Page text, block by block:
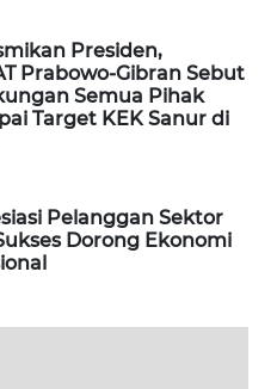
Presiden,
Prabowo-Gibran Sebut
Semua Pihak
Target KEK Sanur di
Pelanggan Sektor
Dorong Ekonomi